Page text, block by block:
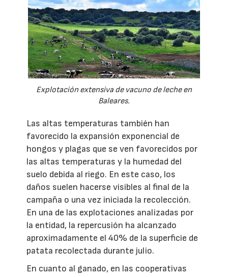
Explotación extensiva de vacuno de leche en
Baleares.
Las altas temperaturas también han
favorecido la expansión exponencial de
hongos y plagas que se ven favorecidos por
las altas temperaturas y la humedad del
suelo debida al riego. En este caso, los
daños suelen hacerse visibles al final de la
campaña o una vez iniciada la recolección.
En una de las explotaciones analizadas por
la entidad, la repercusión ha alcanzado
aproximadamente el 40% de la superficie de
patata recolectada durante julio.
En cuanto al ganado, en las cooperativas